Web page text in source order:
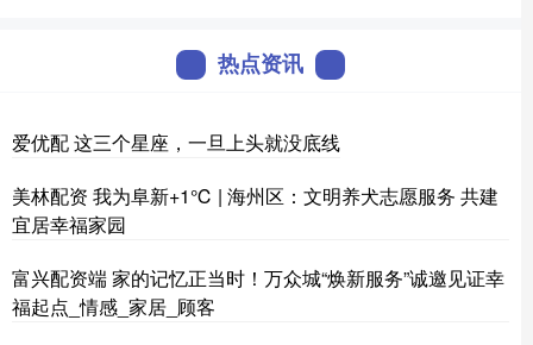
热点资讯
爱优配 这三个星座，一旦上头就没底线
美林配资 我为阜新+1℃ | 海州区：文明养犬志愿服务 共建
宜居幸福家园
富兴配资端 家的记忆正当时！万众城“焕新服务”诚邀见证幸
福起点_情感_家居_顾客